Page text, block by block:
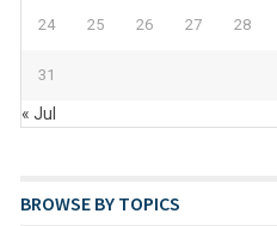
24 25 26 27 28
31
« Jul
BROWSE BY TOPICS